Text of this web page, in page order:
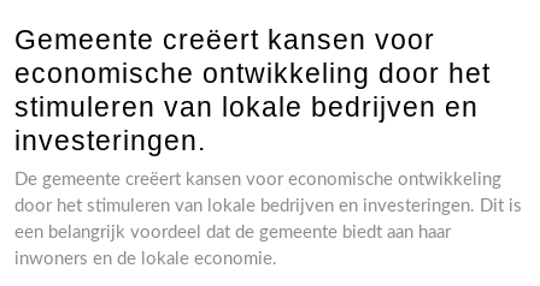
Gemeente creëert kansen voor
economische ontwikkeling door het
stimuleren van lokale bedrijven en
investeringen.
De gemeente creëert kansen voor economische ontwikkeling
door het stimuleren van lokale bedrijven en investeringen. Dit is
een belangrijk voordeel dat de gemeente biedt aan haar
inwoners en de lokale economie.